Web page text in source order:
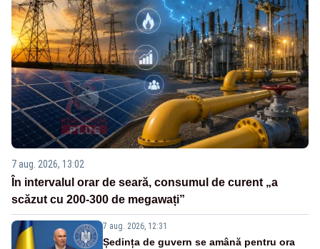
7 aug. 2026, 13:02
În intervalul orar de seară, consumul de curent „a
scăzut cu 200-300 de megawați”
7 aug. 2026, 12:31
Ședința de guvern se amână pentru ora